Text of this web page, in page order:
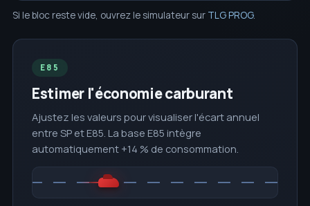
Si le bloc reste vide, ouvrez le simulateur sur TLG PROG.
E85
Estimer l'économie carburant
Ajustez les valeurs pour visualiser l'écart annuel
entre SP et E85. La base E85 intègre
automatiquement +14 % de consommation.